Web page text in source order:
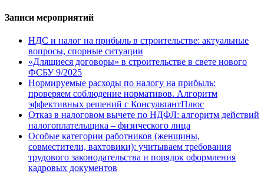
Записи мероприятий
НДС и налог на прибыль в строительстве: актуальные
вопросы, спорные ситуации
«Длящиеся договоры» в строительстве в свете нового
ФСБУ 9/2025
Нормируемые расходы по налогу на прибыль:
проверяем соблюдение нормативов. Алгоритм
эффективных решений с КонсультантПлюс
Отказ в налоговом вычете по НДФЛ: алгоритм действий
налогоплательщика – физического лица
Особые категории работников (женщины,
совместители, вахтовики): учитываем требования
трудового законодательства и порядок оформления
кадровых документов